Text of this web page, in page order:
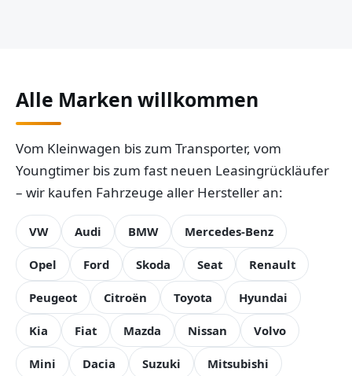
Alle Marken willkommen
Vom Kleinwagen bis zum Transporter, vom
Youngtimer bis zum fast neuen Leasingrückläufer
– wir kaufen Fahrzeuge aller Hersteller an:
VW Audi BMW Mercedes-Benz
Opel Ford Skoda Seat Renault
Peugeot Citroën Toyota Hyundai
Kia Fiat Mazda Nissan Volvo
Mini Dacia Suzuki Mitsubishi